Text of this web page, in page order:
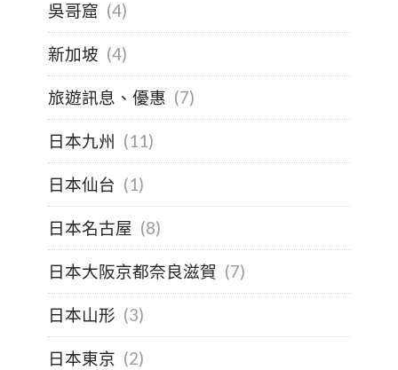
吳哥窟 (4)
新加坡 (4)
旅遊訊息、優惠 (7)
日本九州 (11)
日本仙台 (1)
日本名古屋 (8)
日本大阪京都奈良滋賀 (7)
日本山形 (3)
日本東京 (2)